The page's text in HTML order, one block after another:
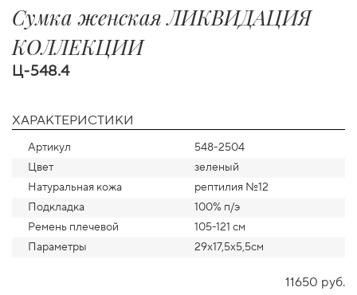
Сумка женская ЛИКВИДАЦИЯ
КОЛЛЕКЦИИ
Ц-548.4
ХАРАКТЕРИСТИКИ
Артикул
548-2504
Цвет
зеленый
Натуральная кожа
рептилия №12
Подкладка
100% п/э
Ремень плечевой
105-121 см
Параметры
29х17,5х5,5см
11650 руб.